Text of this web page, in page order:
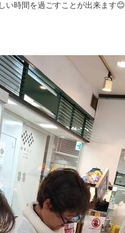
い時間を過ごすことが出来ます😊